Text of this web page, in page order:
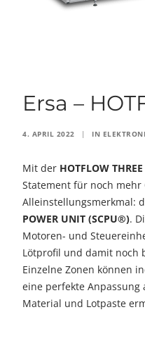
SUCHE
Ersa –
4. APRIL 2022 | IN
Mit der HOTFLOW THREE
Statement für noch mehr
Alleinstellungsmerkmal:
POWER UNIT (SCPU®).
Motoren- und
Lötprofil und damit noch
Einzelne Zonen können
eine perfekte
Material und Lotpaste